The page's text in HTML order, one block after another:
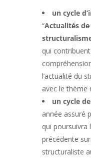
un cycle
“Actualités
qui
l’actualité du
avec le thème
un cycle
année assuré
qui poursuivra
précédente
structuraliste